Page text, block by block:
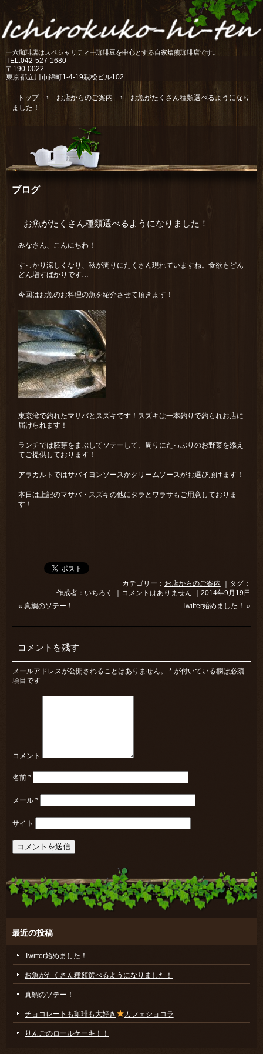
一六珈琲店はスペシャリティー珈琲豆を中心とする自家焙煎珈琲店です。
TEL.042-527-1680
〒190-0022
東京都立川市錦町1-4-19親松ビル102
トップ › お店からのご案内 ›
お魚がたくさん種類選べるようになり
ました！
ブログ
お魚がたくさん種類選べるようになりました！
みなさん、こんにちわ！
すっかり涼しくなり、秋が周りにたくさん現れていますね。食欲もどん
どん増すばかりです…
今回はお魚のお料理の魚を紹介させて頂きます！
東京湾で釣れたマサバとスズキです！スズキは一本釣りで釣られお店に
届けられます！
ランチでは胚芽をまぶしてソテーして、周りにたっぷりのお野菜を添え
てご提供しております！
アラカルトではサバイヨンソースかクリームソースがお選び頂けます！
本日は上記のマサバ・スズキの他にタラとワラサもご用意しておりま
す！
カテゴリー： お店からのご案内 ｜タグ：
作成者：いちろく ｜ コメントはありません ｜2014年9月19日
«真鯛のソテー！ Twitter始めました！ »
コメントを残す
メールアドレスが公開されることはありません。 * が付いている欄は必須
項目です
コメント
名前*
メール*
サイト
最近の投稿
Twitter始めました！
お魚がたくさん種類選べるようになりました！
真鯛のソテー！
チョコレートも珈琲も大好き カフェショコラ
りんごのロールケーキ！！